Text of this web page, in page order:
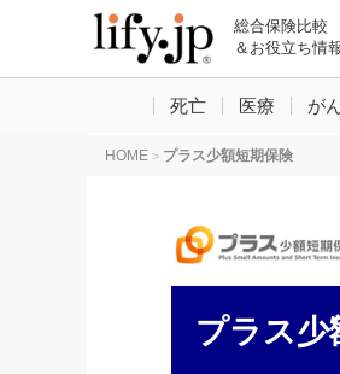
総合保険比較
＆お役立ち情
死亡 医療 が
HOME > プラス少額短期保険
プラス少